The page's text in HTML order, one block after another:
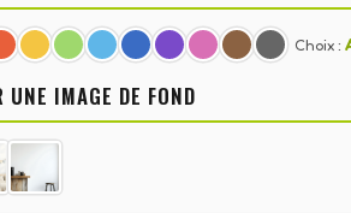
Choix :
IMAGE DE FOND